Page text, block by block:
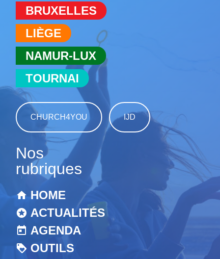
BRUXELLES
LIÈGE
NAMUR-LUX
TOURNAI
CHURCH4YOU IJD
Nos
rubriques
HOME
ACTUALITÉS
AGENDA
OUTILS